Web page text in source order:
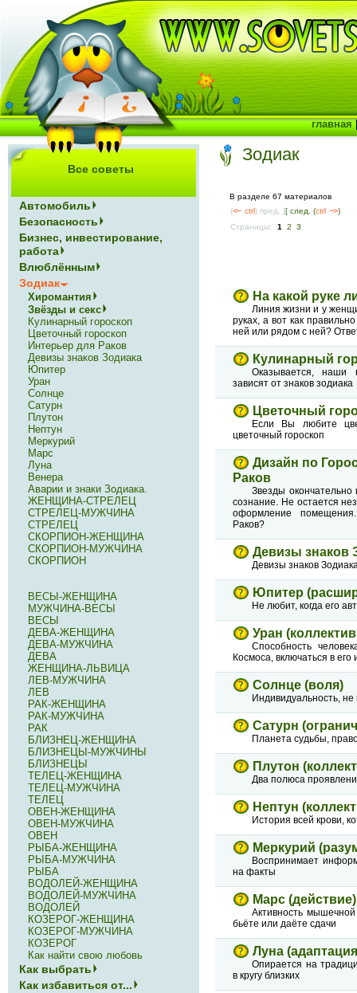
Зодиак
В разделе 67 материалов
(<-- ctrl) пред. ] [ след. (ctrl --> )
Страницы:
1 2 3
На какой руке
Линия жизни и у
руках, а вот как
ней или рядом с ней?
Кулинарный
Оказывается, наши
зависят от знаков зодиака
Цветочный
Если Вы любите
цветочный гороскоп
Дизайн по
Раков
Звезды
сознание. Не остается
оформление
Раков?
Девизы знаков
Девизы знаков
Юпитер
Не любит, когда его
Уран
Способность
Космоса, включаться в
Солнце (воля)
Индивидуальность,
Сатурн
Планета судьбы,
Плутон
Два полюса
Нептун
История всей крови,
Меркурий
Воспринимает
на факты
Марс (действие)
Активность
бьёте или даёте сдачи
Луна
Опирается на
в кругу близких
Все советы
Автомобиль
Безопасность
Бизнес, инвестирование,
работа
Влюблённым
Зодиак
Хиромантия
Звёзды и секс
Кулинарный гороскоп
Цветочный гороскоп
Интерьер для Раков
Девизы знаков Зодиака
Юпитер
Уран
Солнце
Сатурн
Плутон
Нептун
Меркурий
Марс
Луна
Венера
Аварии и знаки Зодиака.
ЖЕНЩИНА-СТРЕЛЕЦ
СТРЕЛЕЦ-МУЖЧИНА
СТРЕЛЕЦ
СКОРПИОН-ЖЕНЩИНА
СКОРПИОН-МУЖЧИНА
СКОРПИОН
ВЕСЫ-ЖЕНЩИНА
МУЖЧИНА-ВЕСЫ
ВЕСЫ
ДЕВА-ЖЕНЩИНА
ДЕВА-МУЖЧИНА
ДЕВА
ЖЕНЩИНА-ЛЬВИЦА
ЛЕВ-МУЖЧИНА
ЛЕВ
РАК-ЖЕНЩИНА
РАК-МУЖЧИНА
РАК
БЛИЗНЕЦ-ЖЕНЩИНА
БЛИЗНЕЦЫ-МУЖЧИНЫ
БЛИЗНЕЦЫ
ТЕЛЕЦ-ЖЕНЩИНА
ТЕЛЕЦ-МУЖЧИНА
ТЕЛЕЦ
ОВЕН-ЖЕНЩИНА
ОВЕН-МУЖЧИНА
ОВЕН
РЫБА-ЖЕНЩИНА
РЫБА-МУЖЧИНА
РЫБА
ВОДОЛЕЙ-ЖЕНЩИНА
ВОДОЛЕЙ-МУЖЧИНА
ВОДОЛЕЙ
КОЗЕРОГ-ЖЕНЩИНА
КОЗЕРОГ-МУЖЧИНА
КОЗЕРОГ
Как найти свою любовь
Как выбрать
Как избавиться от...
главная